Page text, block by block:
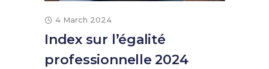
4 March 2024
Index sur l’égalité
professionnelle 2024